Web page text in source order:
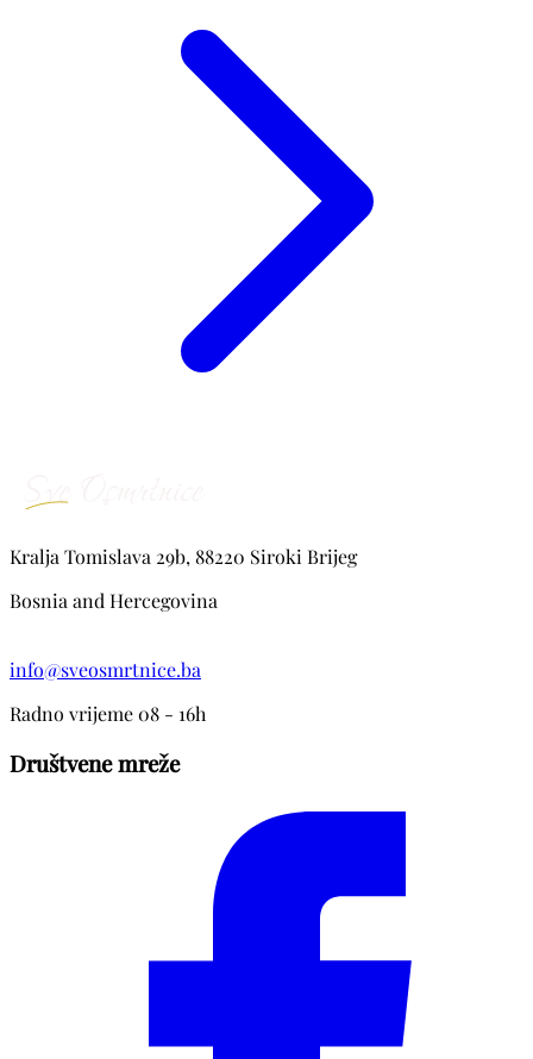
Kralja Tomislava 29b, 88220 Siroki Brijeg
Bosnia and Hercegovina
info@sveosmrtnice.ba
Radno vrijeme 08 - 16h
Društvene mreže